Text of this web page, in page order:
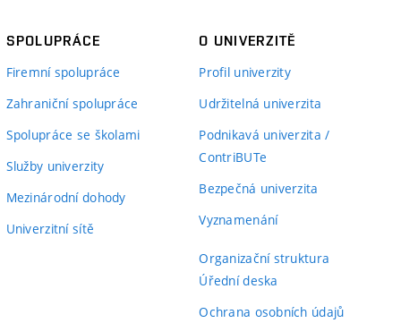
SPOLUPRÁCE
Firemní spolupráce
Zahraniční spolupráce
Spolupráce se školami
Služby univerzity
Mezinárodní dohody
Univerzitní sítě
O UNIVERZITĚ
Profil univerzity
Udržitelná univerzita
Podnikavá univerzita /
ContriBUTe
Bezpečná univerzita
Vyznamenání
Organizační struktura
Úřední deska
Ochrana osobních údajů